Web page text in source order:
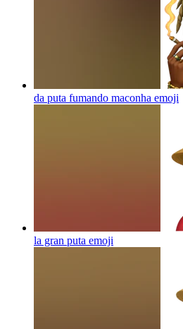
da puta fumando maconha emoji
la gran puta emoji